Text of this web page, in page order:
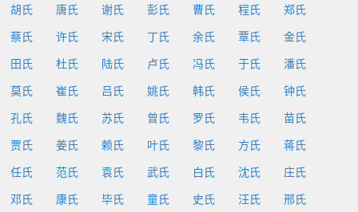
胡氏 唐氏 谢氏 彭氏 曹氏 程氏 郑氏
蔡氏 许氏 宋氏 丁氏 余氏 覃氏 金氏
田氏 杜氏 陆氏 卢氏 冯氏 于氏 潘氏
莫氏 崔氏 吕氏 姚氏 韩氏 侯氏 钟氏
孔氏 魏氏 苏氏 曾氏 罗氏 韦氏 苗氏
贾氏 姜氏 赖氏 叶氏 黎氏 方氏 蒋氏
任氏 范氏 袁氏 武氏 白氏 沈氏 庄氏
邓氏 康氏 毕氏 童氏 史氏 汪氏 邢氏